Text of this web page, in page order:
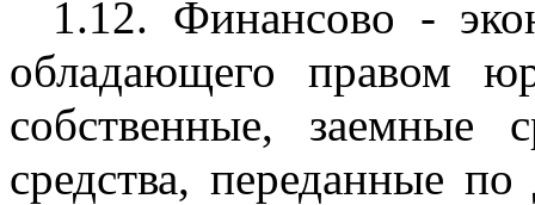
1.12. Финансово -
обладающего правом
собственные, заемные
средства, переданные